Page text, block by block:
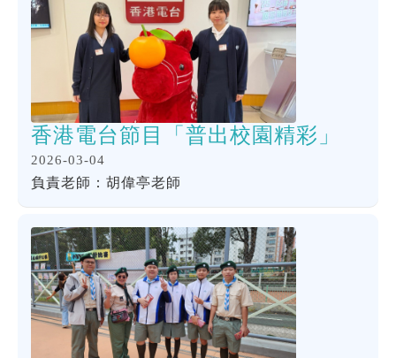
香港電台節目「普出校園精彩」
2026-03-04
負責老師：胡偉亭老師